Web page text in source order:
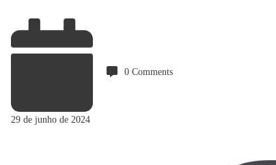
29 de junho de 2024
0 Comments